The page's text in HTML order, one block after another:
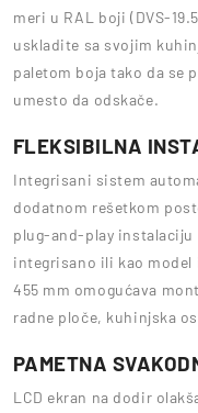
meri u RAL boji (DVS-
uskladite sa svojim
paletom boja tako da se
umesto da odskače.
FLEKSIBILNA
Integrisani sistem
dodatnom rešetkom
plug-and-play instalaciju
integrisano ili kao model
455 mm omogućava
radne ploče, kuhinjska
PAMETNA
LCD ekran na dodir